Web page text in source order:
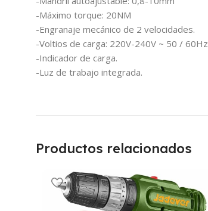
-Máximo torque: 20NM
-Engranaje mecánico de 2 velocidades.
-Voltios de carga: 220V-240V ~ 50 / 60Hz
-Indicador de carga.
-Luz de trabajo integrada.
Productos relacionados